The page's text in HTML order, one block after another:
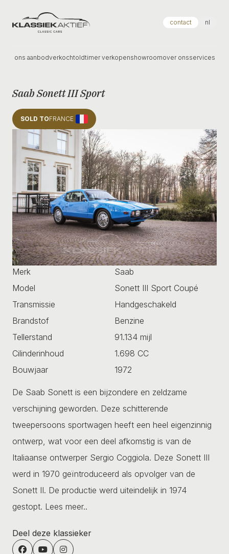
Klassiek Aktief contact nl
ons aanbodverkochtoldtimer verkopenshowroomover onsservices
Saab Sonett III Sport
SOLD TOFRANCE
Merk
Saab
Model
Sonett III Sport Coupé
Transmissie
Handgeschakeld
Brandstof
Benzine
Tellerstand
91.134 mijl
Cilinderinhoud
1.698 CC
Bouwjaar
1972
De Saab Sonett is een bijzondere en zeldzame
verschijning geworden. Deze schitterende
tweepersoons sportwagen heeft een heel eigenzinnig
ontwerp, wat voor een deel afkomstig is van de
Italiaanse ontwerper Sergio Coggiola. Deze Sonett III
werd in 1970 geïntroduceerd als opvolger van de
Sonett II. De productie werd uiteindelijk in 1974
gestopt. Lees meer..
Deel deze klassieker